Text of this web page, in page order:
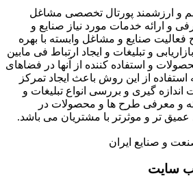
و ارزشمند پورتال تخصصی مشاغل
و ارائه خدمات مورد نیاز صنایع و
صنایع و مشاغل وابسته با بهره
و تبلیغات و ایجاد ارتباط فی مابین
و استفاده کننده از آنها در فضاهای
استفاده از این روش باعث ایجاد تمرکز
اندازه گیری و بررسی انواع تبلیغات و
و معرفی طرح ها و محصولات در
تر و موثرتر با مشتریان می باشد.
و صنایع ایران
سایت